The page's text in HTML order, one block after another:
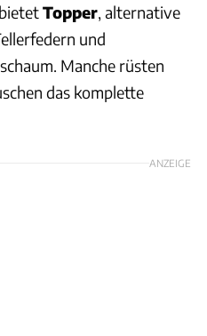
Topper, alternative
und
Manche rüsten
das komplette
ANZEIGE